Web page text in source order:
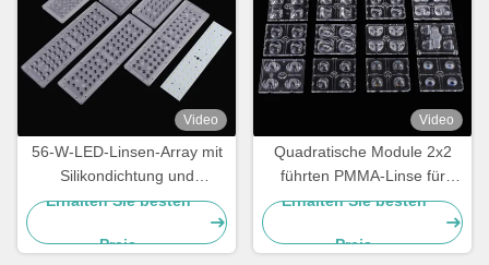
Video
56-W-LED-Linsen-Array mit
Silikondichtung und
mehreren Abstrahlwinkeln
Erhalten Sie besten
Preis
Video
Quadratische Module 2x2
führten PMMA-Linse für
IESNA-Art die II Straßen-
Erhalten Sie besten
Preis